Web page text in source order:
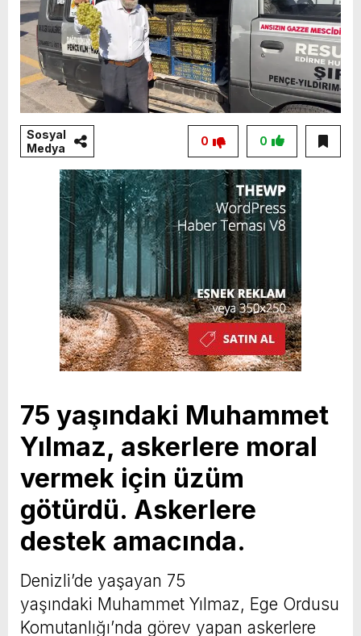
Sosyal
Medya
0
0
75 yaşındaki Muhammet
Yılmaz, askerlere moral
vermek için üzüm
götürdü. Askerlere
destek amacında.
Denizli’de yaşayan 75
yaşındaki Muhammet Yılmaz, Ege Ordusu
Komutanlığı’nda görev yapan askerlere